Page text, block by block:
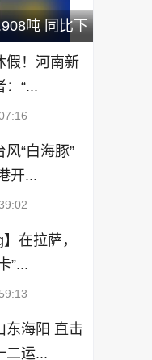
吨 同比下
假！河南新
：“...
“白海豚”
开...
在拉萨，
”...
东海阳 直击
二运...